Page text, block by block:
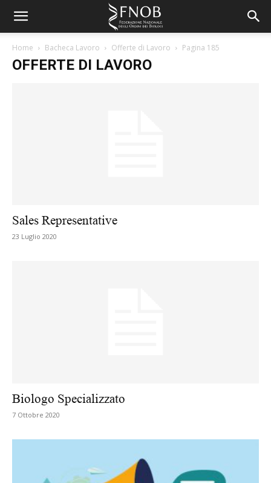
Home Bacheca Lavoro Offerte di Lavoro Pagina 185
OFFERTE DI LAVORO
Sales Representative
23 Luglio 2020
Biologo Specializzato
7 Ottobre 2020